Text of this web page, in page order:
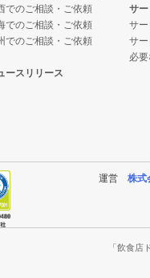
食店の居抜き売却物件の案
食店の居抜き売却物件の案
店の居抜き売却物件の案
店の居抜き売却物件の案件
食店の居抜き売却物件の案
カラオケ・パブ・スナック
バーの居抜き売却物件の案
食の居抜き売却物件の案
食の居抜き売却物件の案
その他の居抜き売却物件の
食の居抜き売却物件の案件
食の居抜き売却物件の案件
でのご相談・ご依頼
でのご相談・ご依頼
でのご相談・ご依頼
ースリリース
サ
サ
サ
必
運営 株式
「飲食店